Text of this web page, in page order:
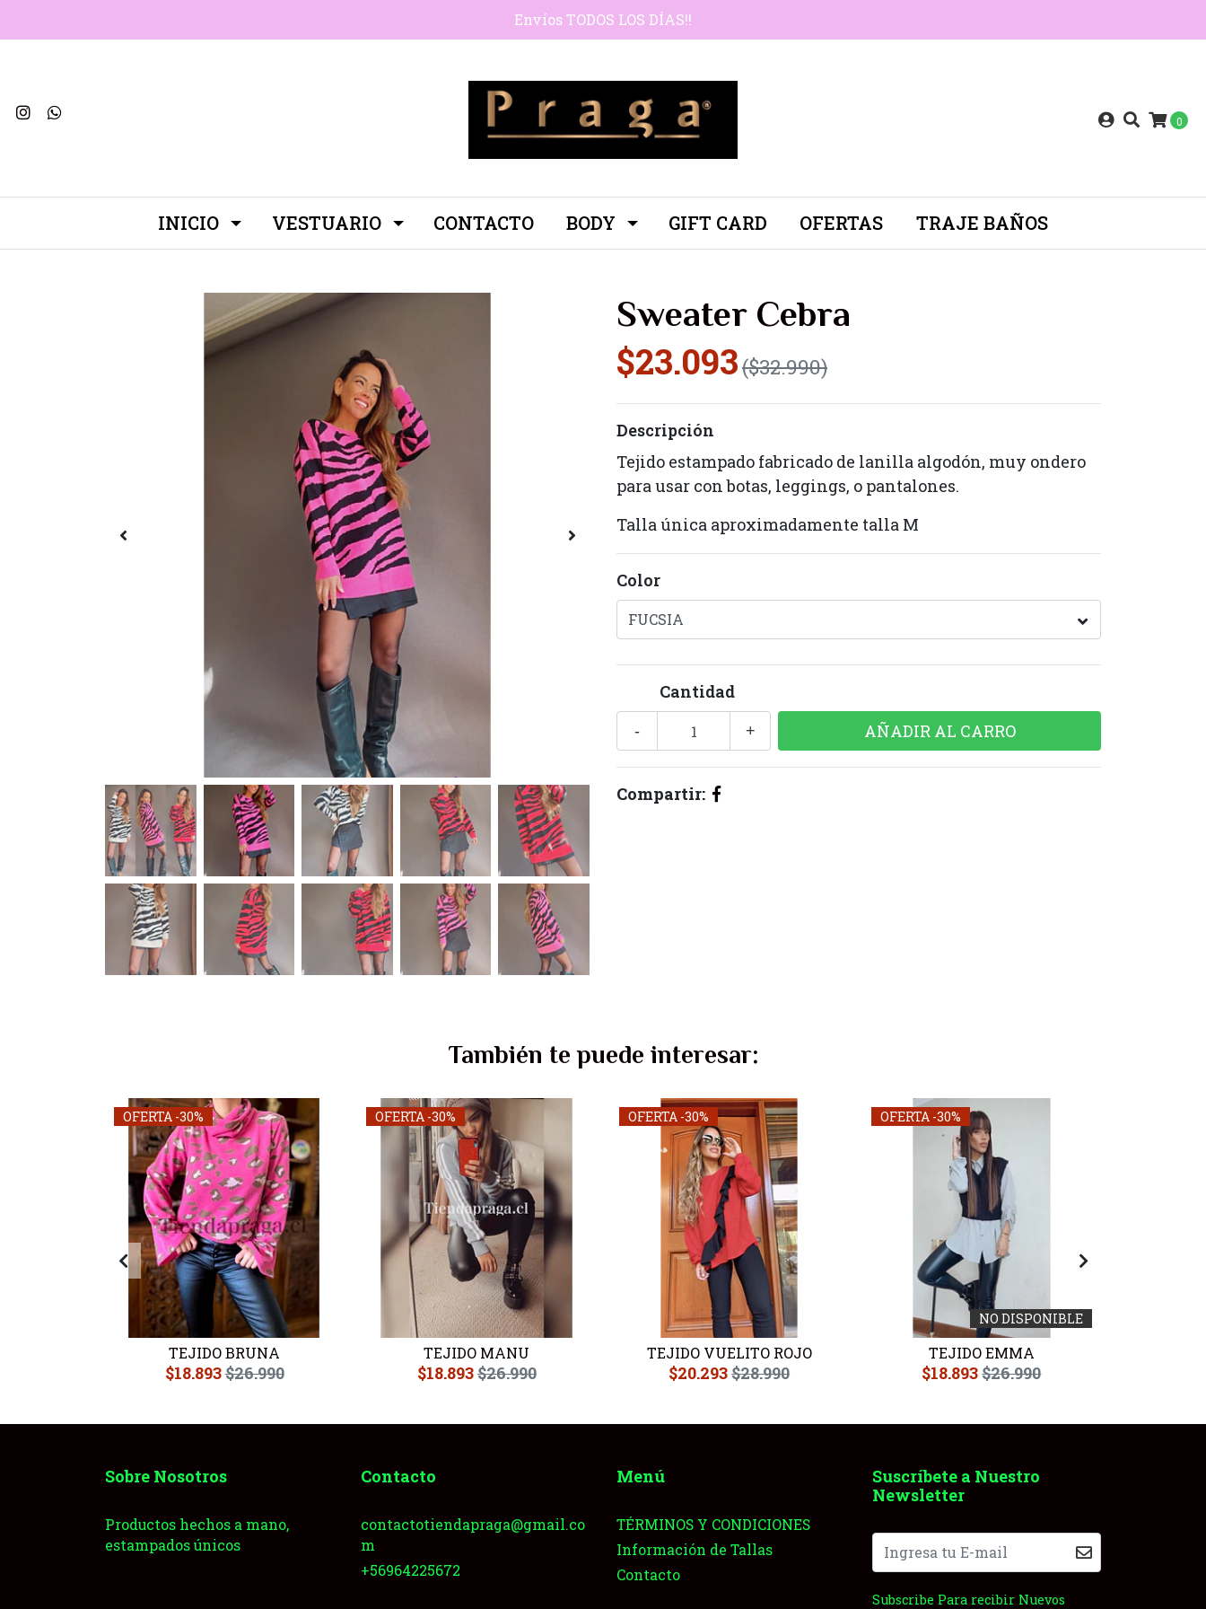
Envíos TODOS LOS DÍAS!!
0
INICIO VESTUARIO CONTACTO BODY GIFT CARD OFERTAS TRAJE BAÑOS
Sweater Cebra
$23.093($32.990)
Descripción
Tejido estampado fabricado de lanilla algodón, muy ondero
para usar con botas, leggings, o pantalones.
Talla única aproximadamente talla M
Color
Cantidad
+
-
Compartir:
También te puede interesar:
OFERTA -30%
TEJIDO BRUNA
$18.893$26.990
OFERTA -30%
TEJIDO MANU
$18.893$26.990
OFERTA -30%
TEJIDO VUELITO ROJO
$20.293$28.990
OFERTA -30%
NO DISPONIBLE
TEJIDO EMMA
$18.893$26.990
Sobre Nosotros
Productos hechos a mano,
estampados únicos
Contacto
contactotiendapraga@gmail.co
m
+56964225672
Menú
TÉRMINOS Y CONDICIONES
Información de Tallas
Contacto
Suscríbete a Nuestro
Newsletter
Subscribe Para recibir Nuevos